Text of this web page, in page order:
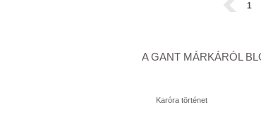
1
A GANT MÁRKÁRÓL
Karóra történet